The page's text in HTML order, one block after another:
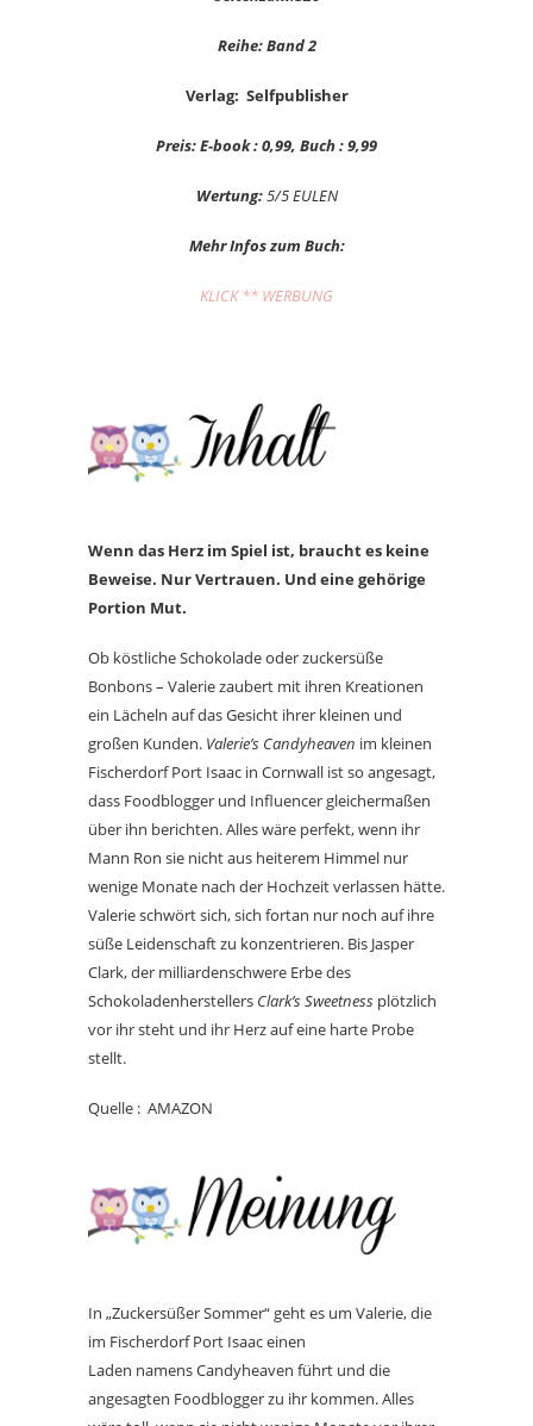
Reihe: Band 2
Verlag: Selfpublisher
Preis: E-book : 0,99, Buch : 9,99
Wertung:5/5 EULEN
Mehr Infos zum Buch:
KLICK ** WERBUNG
Wenn das Herz im Spiel ist, braucht es keine
Beweise. Nur Vertrauen. Und eine gehörige
Portion Mut.
Ob köstliche Schokolade oder zuckersüße
Bonbons – Valerie zaubert mit ihren Kreationen
ein Lächeln auf das Gesicht ihrer kleinen und
großen Kunden. Valerie’s Candyheaven im kleinen
Fischerdorf Port Isaac in Cornwall ist so angesagt,
dass Foodblogger und Influencer gleichermaßen
über ihn berichten. Alles wäre perfekt, wenn ihr
Mann Ron sie nicht aus heiterem Himmel nur
wenige Monate nach der Hochzeit verlassen hätte.
Valerie schwört sich, sich fortan nur noch auf ihre
süße Leidenschaft zu konzentrieren. Bis Jasper
Clark, der milliardenschwere Erbe des
Schokoladenherstellers Clark’s Sweetness plötzlich
vor ihr steht und ihr Herz auf eine harte Probe
stellt.
Quelle : AMAZON
In „Zuckersüßer Sommer“ geht es um Valerie, die
im Fischerdorf Port Isaac einen
Laden namens Candyheaven führt und die
angesagten Foodblogger zu ihr kommen. Alles